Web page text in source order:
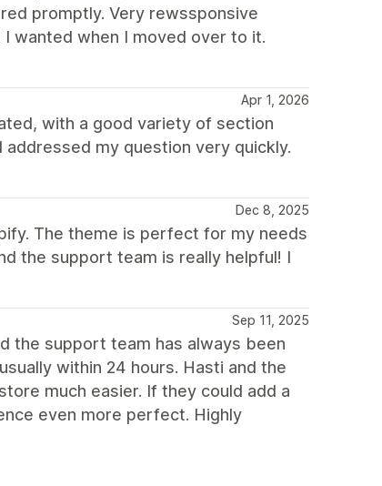
promptly. Very rewssponsive
wanted when I moved over to it.
Apr 1, 2026
with a good variety of section
my question very quickly.
Dec 8, 2025
The theme is perfect for my needs
the support team is really helpful! I
Sep 11, 2025
the support team has always been
within 24 hours. Hasti and the
much easier. If they could add a
even more perfect. Highly